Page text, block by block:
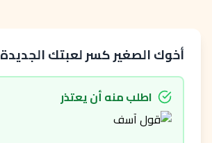
أخوك الصغير كسر لعبتك الجديدة
اطلب منه أن يعتذر